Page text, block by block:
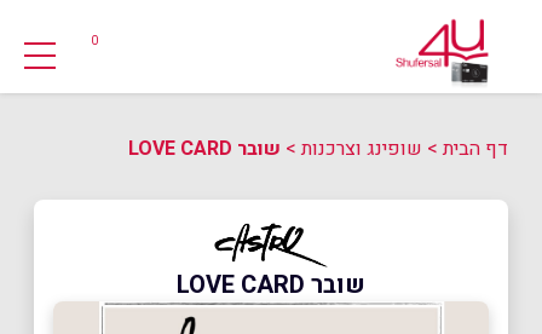
0
דף הבית> שופינג וצרכנות> שובר LOVE CARD
שובר LOVE CARD